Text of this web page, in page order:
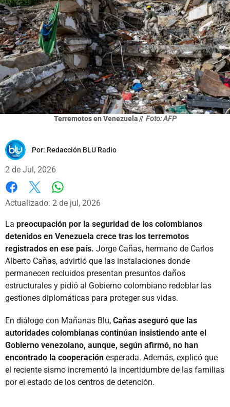
Terremotos en Venezuela // Foto: AFP
Por: Redacción BLU Radio
2 de Jul, 2026
Facebook
X
Actualizado: 2 de jul, 2026
La preocupación por la seguridad de los colombianos
detenidos en Venezuela crece tras los terremotos
registrados en ese país. Jorge Cañas, hermano de Carlos
Alberto Cañas, advirtió que las instalaciones donde
permanecen recluidos presentan presuntos daños
estructurales y pidió al Gobierno colombiano redoblar las
gestiones diplomáticas para proteger sus vidas.
En diálogo con Mañanas Blu, Cañas aseguró que las
autoridades colombianas continúan insistiendo ante el
Gobierno venezolano, aunque, según afirmó, no han
encontrado la cooperación esperada. Además, explicó que
el reciente sismo incrementó la incertidumbre de las familias
por el estado de los centros de detención.